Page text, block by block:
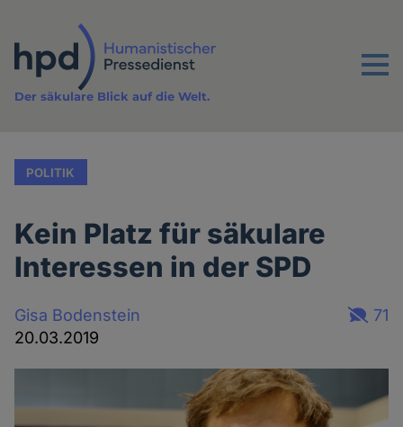
Inhalt
Menu
Der säkulare Blick auf die Welt.
POLITIK
Kein Platz für säkulare
Interessen in der SPD
Gisa Bodenstein
20.03.2019
71